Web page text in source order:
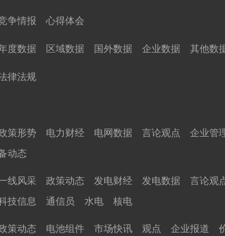
争情报 心得体会
度数据 区域数据 国外数据 企业数据 其他数
律法规
策形势 电力财经 电网数据 言论观点 企业管
动态
线风采 政策动态 发电财经 发电数据 言论观
技信息 通信员 水电 核电
策动态 电池组件 市场快讯 观点 企业报道